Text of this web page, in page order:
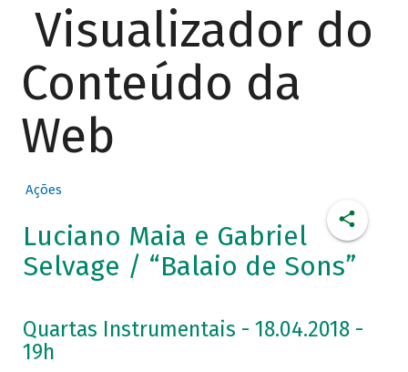
Visualizador do
Conteúdo da
Web
Ações
Luciano Maia e Gabriel
Selvage / “Balaio de Sons”
Quartas Instrumentais - 18.04.2018 -
19h